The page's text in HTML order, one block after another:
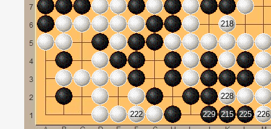
215
218
222 225 226
228
229